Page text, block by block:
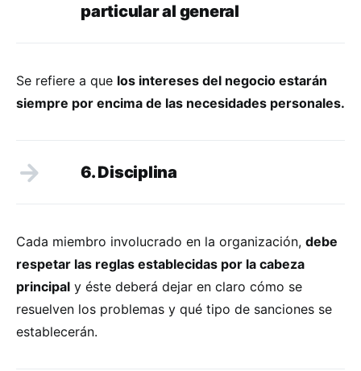
particular al general
Se refiere a que los intereses del negocio estarán
siempre por encima de las necesidades personales.
6. Disciplina
Cada miembro involucrado en la organización, debe
respetar las reglas establecidas por la cabeza
principal y éste deberá dejar en claro cómo se
resuelven los problemas y qué tipo de sanciones se
establecerán.